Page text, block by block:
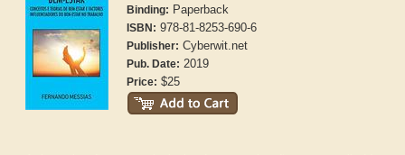
Binding: Paperback
ISBN: 978-81-8253-690-6
Publisher: Cyberwit.net
Pub. Date: 2019
Price: $25